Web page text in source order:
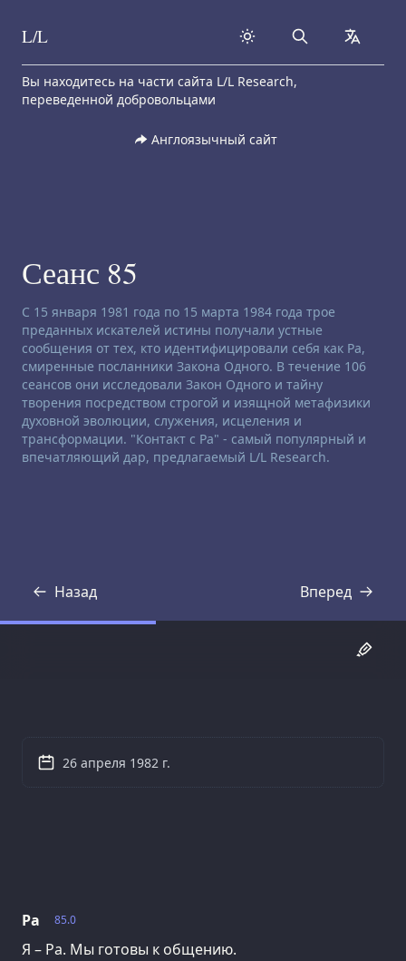
Skip to content
L/L Search
Вы находитесь на части сайта L/L Research,
переведенной добровольцами
Англоязычный сайт
Сеанс 85
Заявление об отказе от ответственности:
С 15 января 1981 года по 15 марта 1984 года трое
преданных искателей истины получали устные
сообщения от тех, кто идентифицировали себя как Ра,
смиренные посланники Закона Одного. В течение 106
сеансов они исследовали Закон Одного и тайну
творения посредством строгой и изящной метафизики
духовной эволюции, служения, исцеления и
трансформации. "Контакт с Ра" - самый популярный и
впечатляющий дар, предлагаемый L/L Research.
Назад
Стенограмма Вперед
Стенограмма
85.0
Ра
Я – Ра. Мы готовы к общению.
26 апреля 1982 г.